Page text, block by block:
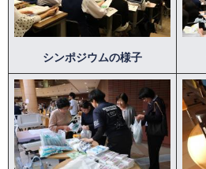
シンポジウムの様子